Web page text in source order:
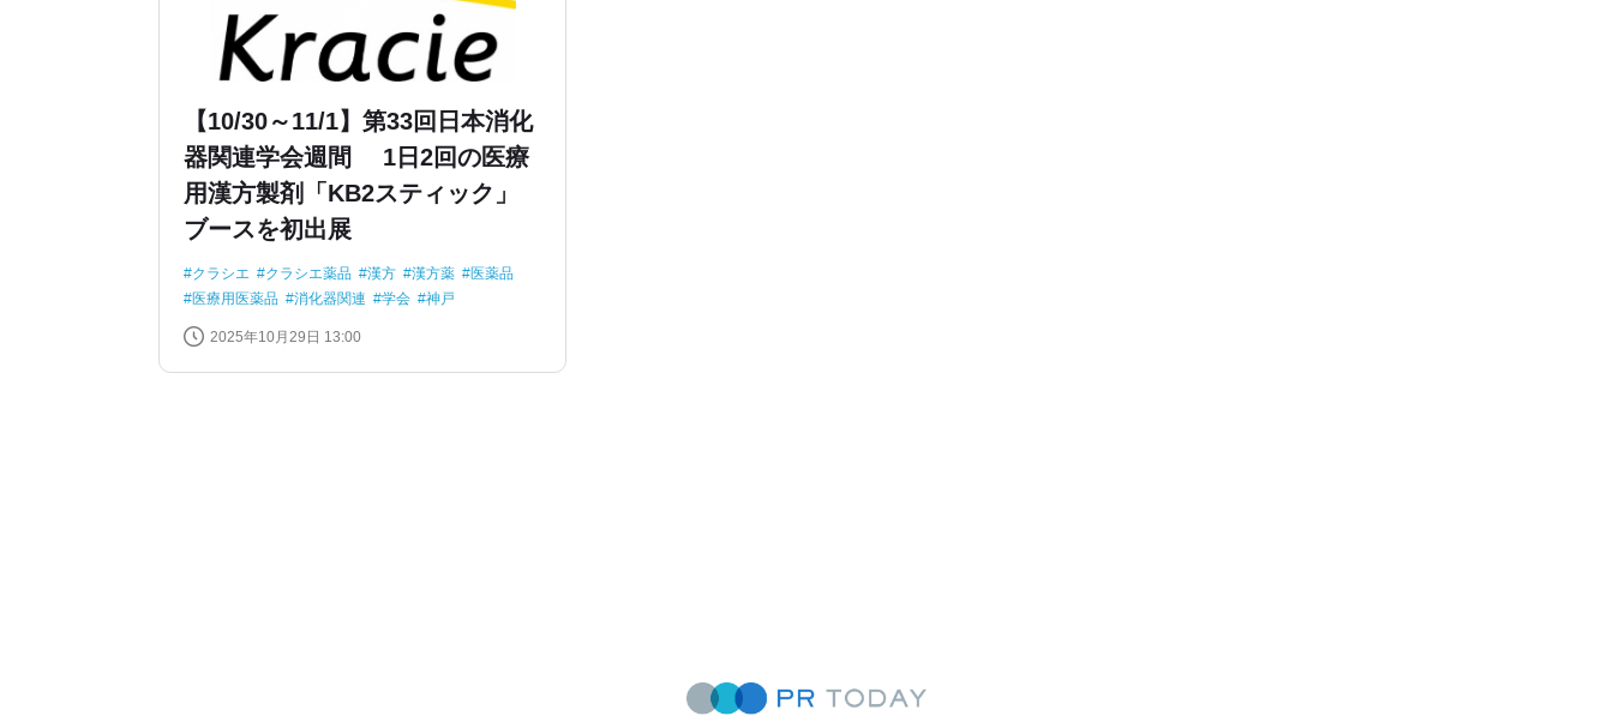
【10/30～11/1】第33回日本消化
器関連学会週間 1日2回の医療
用漢方製剤「KB2スティック」
ブースを初出展
クラシエ クラシエ薬品 漢方 漢方薬
医薬品
医療用医薬品
消化器関連 学会 神戸
2025年10月29日 13:00